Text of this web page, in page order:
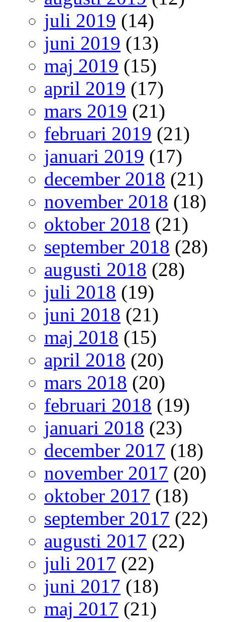
juli 2019 (14)
juni 2019 (13)
maj 2019 (15)
april 2019 (17)
mars 2019 (21)
februari 2019 (21)
januari 2019 (17)
december 2018 (21)
november 2018 (18)
oktober 2018 (21)
september 2018 (28)
augusti 2018 (28)
juli 2018 (19)
juni 2018 (21)
maj 2018 (15)
april 2018 (20)
mars 2018 (20)
februari 2018 (19)
januari 2018 (23)
december 2017 (18)
november 2017 (20)
oktober 2017 (18)
september 2017 (22)
augusti 2017 (22)
juli 2017 (22)
juni 2017 (18)
maj 2017 (21)